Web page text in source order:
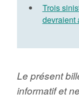
Trois
devraient
Le présent
informatif et